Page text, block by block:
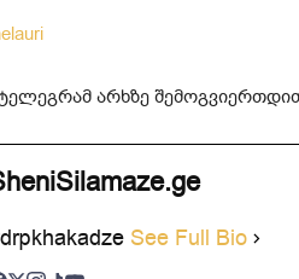
ტელეგრამ არხზე
See Full Bio